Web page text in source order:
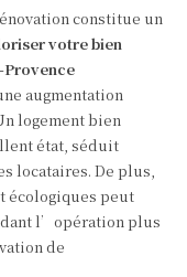
constitue un
votre bien
Provence
augmentation
logement bien
état, séduit
locataires. De plus,
écologiques peut
l’opération plus
de